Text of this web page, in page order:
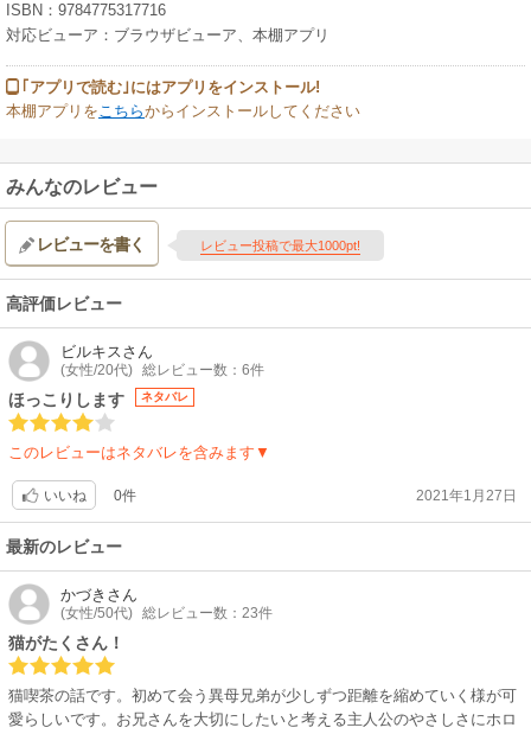
ISBN：9784775317716
対応ビューア：ブラウザビューア、本棚アプリ
｢アプリで読む｣にはアプリをインストール!
本棚アプリをこちらからインストールしてください
みんなのレビュー
レビューを書く レビュー投稿で最大1000pt!
高評価レビュー
ビルキスさん
(女性/20代) 総レビュー数：6件
ほっこりします ネタバレ
このレビューはネタバレを含みます▼
いいね 0件 2021年1月27日
最新のレビュー
かづき さん
(女性/50代) 総レビュー数：23件
猫がたくさん！
猫喫茶の話です。初めて会う異母兄弟が少しずつ距離を縮めていく様が可
愛らしいです。お兄さんを大切にしたいと考える主人公のやさしさにホロ